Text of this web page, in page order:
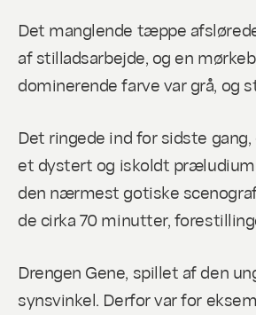
Det manglende tæppe
af stilladsarbejde, og en
dominerende farve var grå, og
Det ringede ind for sidste
et dystert og iskoldt
den nærmest gotiske
de cirka 70 minutter,
Drengen Gene, spillet af den
synsvinkel. Derfor var for